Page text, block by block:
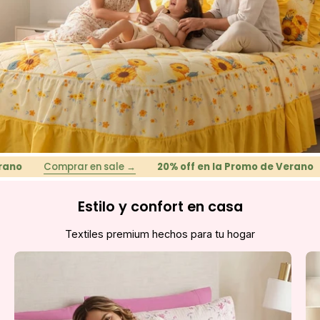
Comprar en sale → 20% off en la Promo de Verano
Estilo y confort en casa
Textiles premium hechos para tu hogar